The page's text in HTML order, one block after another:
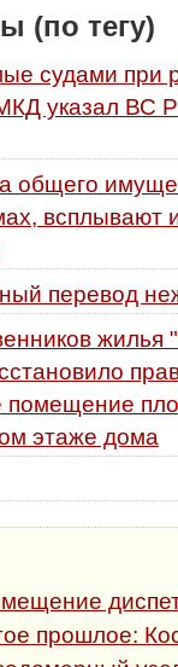
(по тегу)
судами при
указал ВС
общего
всплывают
перевод
жилья
помещение
этаже дома
прошлое: